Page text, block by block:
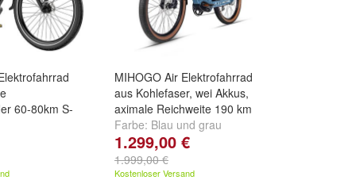
60-80km S-
MIHOGO Air Elektrofahrrad
aus Kohlefaser, wei Akkus,
aximale Reichweite 190 km
Farbe: Blau und grau
1.299,00 €
1.999,00 €
Kostenloser Versand